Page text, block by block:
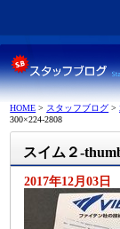
HOME > スタッフブログ >
300×224-2808
スイム２-
2017年12月03日